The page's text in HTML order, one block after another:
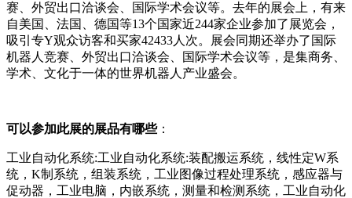
赛、外贸出口洽谈会、国际学术会议等。去年的展会上，有来
自美国、法国、德国等13个国家近244家企业参加了展览会，
吸引专Y观众访客和买家42433人次。展会同期还举办了国际
机器人竞赛、外贸出口洽谈会、国际学术会议等，是集商务、
学术、文化于一体的世界机器人产业盛会。
可以参加此展的展品有哪些：
工业自动化系统:工业自动化系统:装配搬运系统，线性定W系
统，K制系统，组装系统，工业图像过程处理系统，感应器与
促动器，工业电脑，内嵌系统，测量和检测系统，工业自动化